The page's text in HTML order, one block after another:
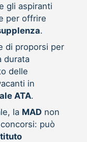
gli aspiranti
per offrire
.
di proporsi per
durata
delle
in
ATA.
la MADnon
può